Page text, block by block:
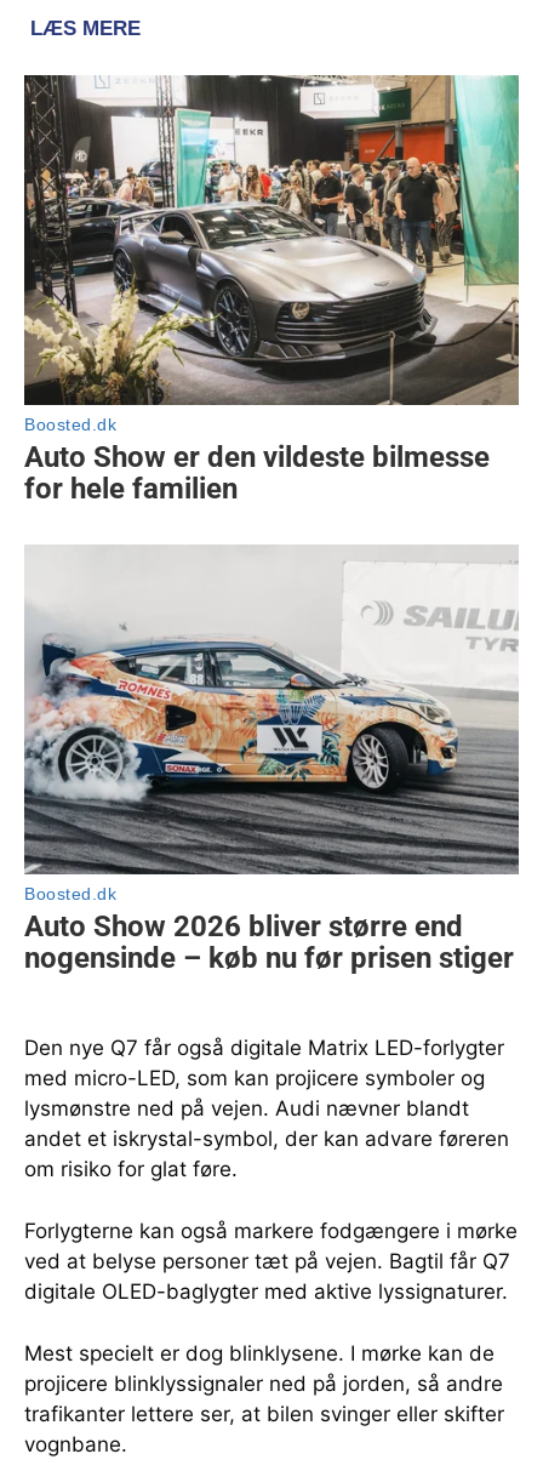
Den nye Q7 får også digitale Matrix LED-forlygter
med micro-LED, som kan projicere symboler og
lysmønstre ned på vejen. Audi nævner blandt
andet et iskrystal-symbol, der kan advare føreren
om risiko for glat føre.
Forlygterne kan også markere fodgængere i mørke
ved at belyse personer tæt på vejen. Bagtil får Q7
digitale OLED-baglygter med aktive lyssignaturer.
Mest specielt er dog blinklysene. I mørke kan de
projicere blinklyssignaler ned på jorden, så andre
trafikanter lettere ser, at bilen svinger eller skifter
vognbane.